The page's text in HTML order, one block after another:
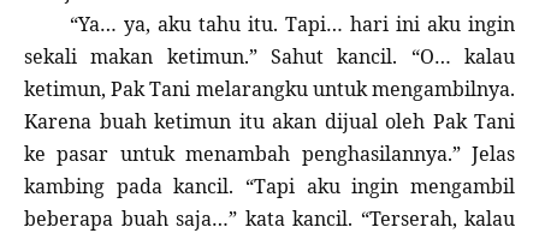
“Ya… ya, aku tahu itu. Tapi… hari ini aku ingin
sekali makan ketimun.” Sahut kancil. “O… kalau
ketimun, Pak Tani melarangku untuk mengambilnya.
Karena buah ketimun itu akan dijual oleh Pak Tani
ke pasar untuk menambah penghasilannya.” Jelas
kambing pada kancil. “Tapi aku ingin mengambil
beberapa buah saja…” kata kancil. “Terserah, kalau